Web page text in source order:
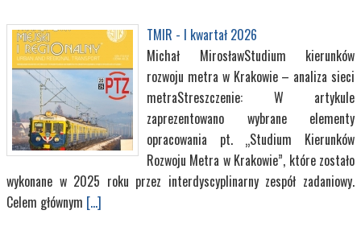
TMIR - I kwartał 2026
Michał MirosławStudium kierunków
rozwoju metra w Krakowie – analiza sieci
metraStreszczenie: W artykule
zaprezentowano wybrane elementy
opracowania pt. „Studium Kierunków
Rozwoju Metra w Krakowie”, które zostało
wykonane w 2025 roku przez interdyscyplinarny zespół zadaniowy.
Celem głównym [...]